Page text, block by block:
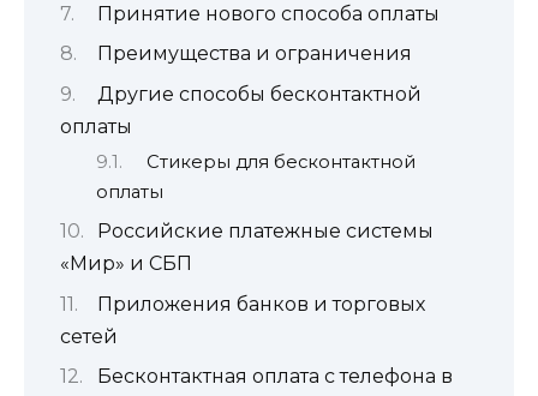
Принятие нового способа оплаты
Преимущества и ограничения
Другие способы бесконтактной
оплаты
Стикеры для бесконтактной
оплаты
Российские платежные системы
«Мир» и СБП
Приложения банков и торговых
сетей
Бесконтактная оплата с телефона в